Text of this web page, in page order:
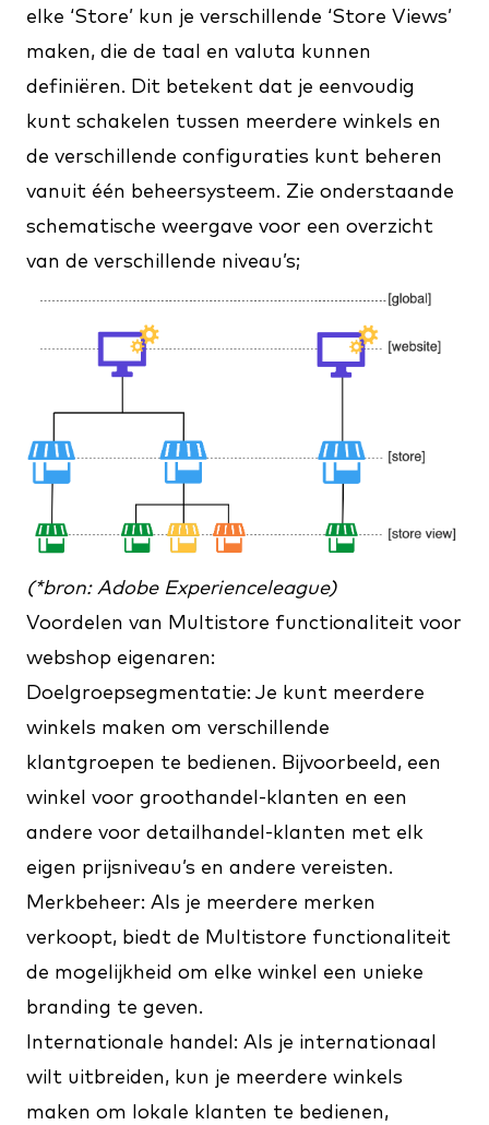
elke ‘Store’ kun je verschillende ‘Store Views’
maken, die de taal en valuta kunnen
definiëren. Dit betekent dat je eenvoudig
kunt schakelen tussen meerdere winkels en
de verschillende configuraties kunt beheren
vanuit één beheersysteem. Zie onderstaande
schematische weergave voor een overzicht
van de verschillende niveau’s;
(*bron: AdobeExperienceleague)
Voordelen van Multistore functionaliteit voor
webshop eigenaren:
Doelgroepsegmentatie: Je kunt meerdere
winkels maken om verschillende
klantgroepen te bedienen. Bijvoorbeeld, een
winkel voor groothandel-klanten en een
andere voor detailhandel-klanten met elk
eigen prijsniveau’s en andere vereisten.
Merkbeheer: Als je meerdere merken
verkoopt, biedt de Multistore functionaliteit
de mogelijkheid om elke winkel een unieke
branding te geven.
Internationale handel: Als je internationaal
wilt uitbreiden, kun je meerdere winkels
maken om lokale klanten te bedienen,